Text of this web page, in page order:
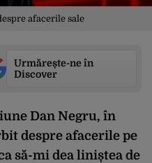
afacerile sale
Urmărește-ne în
Discover
Dan Negru, în
despre afacerile pe
să-mi dea liniștea de